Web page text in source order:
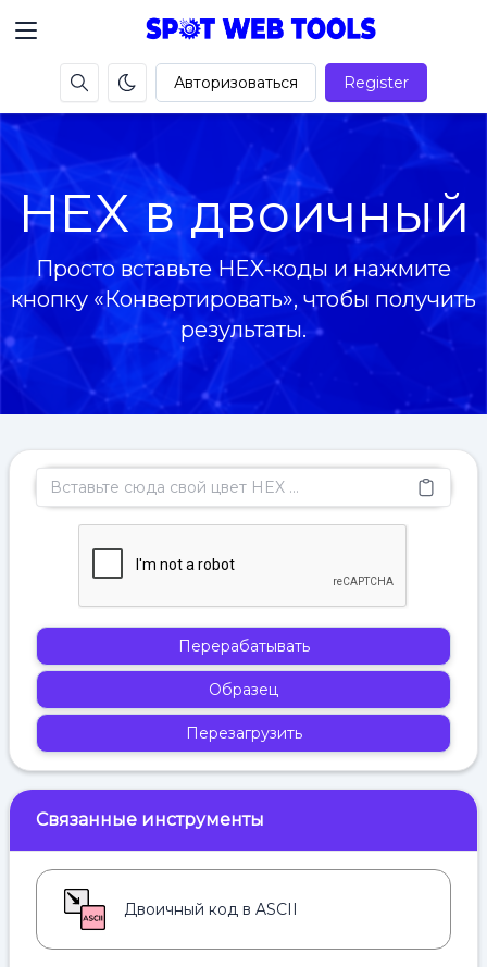
Авторизоваться Register
HEX в двоичный
Просто вставьте HEX-коды и нажмите
кнопку «Конвертировать», чтобы получить
результаты.
Перерабатывать
Образец
Перезагрузить
Связанные инструменты
Двоичный код в ASCII